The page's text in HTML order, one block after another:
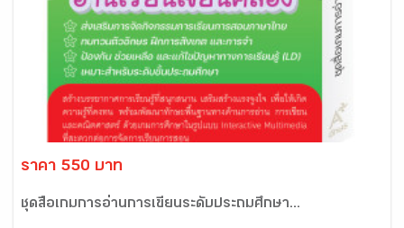
ราคา 550 บาท
ชุดสื่อเกมการอ่านการเขียนระดับประถมศึกษา...